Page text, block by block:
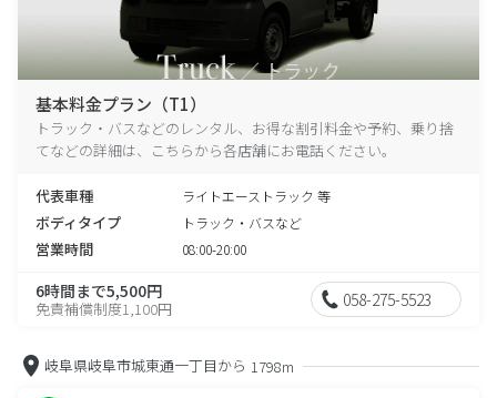
基本料金プラン（T1）
トラック・バスなどのレンタル、お得な割引料金や予約、乗り捨
てなどの詳細は、こちらから各店舗にお電話ください。
代表車種 ライトエーストラック 等
ボディタイプ トラック・バスなど
営業時間 08:00-20:00
6時間まで5,500円
免責補償制度1,100円 058-275-5523
岐阜県岐阜市城東通一丁目から 1798m